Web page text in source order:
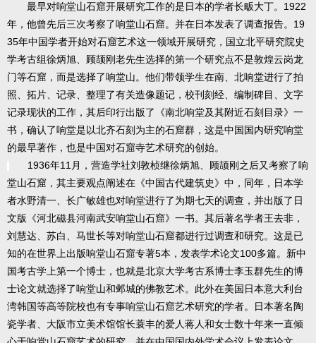
最早对响堂山石窟开展研究工作的是日本的学者长畈大丁。1922
年，他曾先后三次考察了响堂山石窟。并在日本发表了调查报告。19
35年中国学者开始对石窟艺术这一领域开展研究，国立北平研究院史
学考古组徐炳旭、顾颉刚老先生选择的第一个研究点不是敦煌云岗龙
门等石窟，而是选择了响堂山。他们带领学生在南、北响堂进行了拍
照、拓片、记录、整理了有关造像题记，校刊刻经、编制碑目、文字
记录现状的工作，其后印行出版了《南北响堂及其附近石刻目录》一
书，确认了响堂是以北齐石刻为主的石窟群，这是中国国内研究响堂
的最早著作，也是中国对石窟寺艺术研究的创始。
1936年11月，营造学社刘敦桢继徐炳旭、顾颉刚之后又考察了响
堂山石窟，其主要观点阐述在《中国古代建筑史》中，同年，日本学
者水野清一、长广敏雄也对响堂进行了为期七天的调查，并出版了日
文版《河北磁县河南武安响堂山石窟》一书。其后著名学者王去非，
刘慧达、苏白、马世长等对响堂山石窟都进行过调查和研究。这是已
知的在世界上出版响堂山石窟专著5本，发表学术论文100多篇。新中
国考古学上第一个博士，也就是北京大学考古系博士李玉群先生的博
士论文就选择了响堂山和邺城的佛教艺术。此外在美国日本意大利台
湾韩国等高等院校也有专事响堂山石窟艺术研究的学者。日本著名陶
瓷学者、大阪市立美术馆馆长蓑丰的爱人蒋人和女士数十年来一直倾